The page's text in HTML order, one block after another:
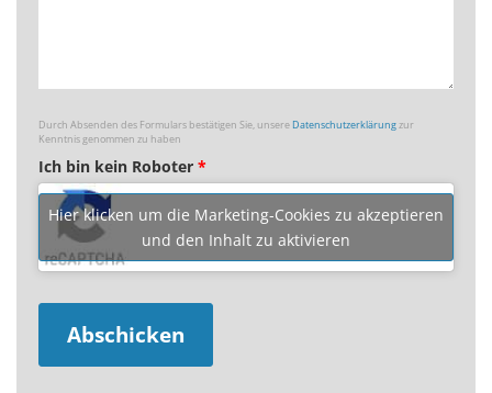
Durch Absenden des Formulars bestätigen Sie, unsereDatenschutzerklärung zur
Kenntnis genommen zu haben
Ich bin kein Roboter *
Hier klicken um die Marketing-Cookies zu akzeptieren
und den Inhalt zu aktivieren